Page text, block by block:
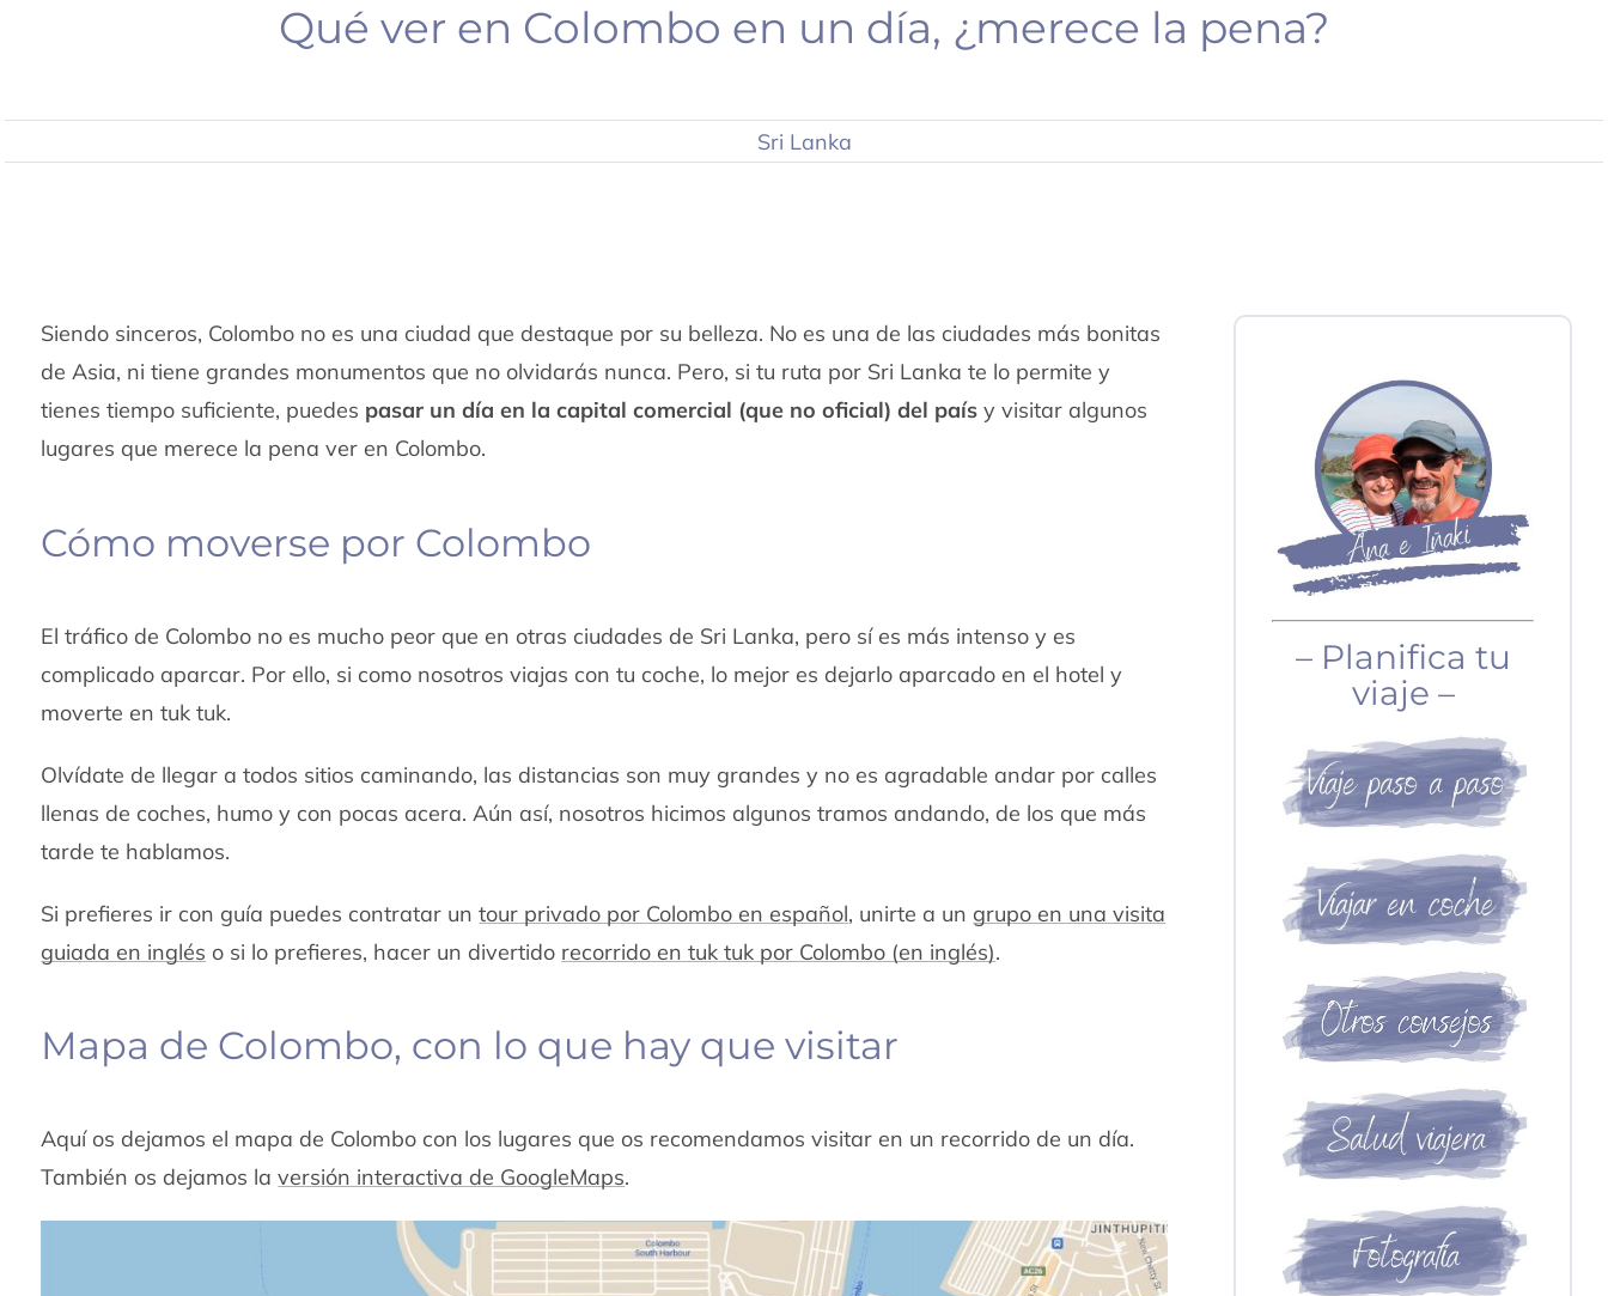
Qué ver en Colombo en un día, ¿merece la pena?
Sri Lanka
Siendo sinceros, Colombo no es una ciudad que destaque por su belleza. No es una de las ciudades más bonitas
de Asia, ni tiene grandes monumentos que no olvidarás nunca. Pero, si tu ruta por Sri Lanka te lo permite y
tienes tiempo suficiente, puedes pasar un día en la capital comercial (que no oficial) del país y visitar algunos
lugares que merece la pena ver en Colombo.
Cómo moverse por Colombo
El tráfico de Colombo no es mucho peor que en otras ciudades de Sri Lanka, pero sí es más intenso y es
complicado aparcar. Por ello, si como nosotros viajas con tu coche, lo mejor es dejarlo aparcado en el hotel y
moverte en tuk tuk.
Olvídate de llegar a todos sitios caminando, las distancias son muy grandes y no es agradable andar por calles
llenas de coches, humo y con pocas acera. Aún así, nosotros hicimos algunos tramos andando, de los que más
tarde te hablamos.
Si prefieres ir con guía puedes contratar untour privado por Colombo en español, unirte a un grupo en una visita
guiada en inglés o si lo prefieres, hacer un divertido recorrido en tuk tuk por Colombo (en inglés).
Mapa de Colombo, con lo que hay que visitar
Aquí os dejamos el mapa de Colombo con los lugares que os recomendamos visitar en un recorrido de un día.
También os dejamos laversión interactiva de GoogleMaps.
– Planifica tu
viaje –